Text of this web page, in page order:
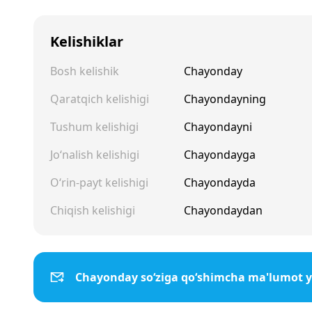
Kelishiklar
Bosh kelishik
Chayonday
Qaratqich kelishigi
Chayondayning
Tushum kelishigi
Chayondayni
Jo‘nalish kelishigi
Chayondayga
O‘rin-payt kelishigi
Chayondayda
Chiqish kelishigi
Chayondaydan
Chayonday so‘ziga qo‘shimcha ma'lumot